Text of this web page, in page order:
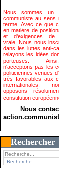
Nous sommes un
communiste au sens
terme. Avec ce que
en matière de
et d'exigences de
vraie. Nous nous
dans les luttes anti-
relayons les idées
porteuses.
n'acceptons pas les
politiciennes venues
très favorables aux
internationales,
opposons
constitution
Nous
Rechercher